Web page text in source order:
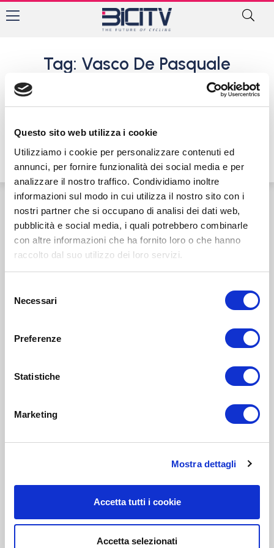
Questo sito web utilizza i cookie
Utilizziamo i cookie per personalizzare contenuti ed
annunci, per fornire funzionalità dei social media e per
analizzare il nostro traffico. Condividiamo inoltre
informazioni sul modo in cui utilizza il nostro sito con i
nostri partner che si occupano di analisi dei dati web,
pubblicità e social media, i quali potrebbero combinarle
con altre informazioni che ha fornito loro o che hanno
raccolto dal suo utilizzo dei loro servizi.
delNecessari
Preferenze
Statistiche
Marketing
Mostra dettagli
Accetta tutti i cookie
Accetta selezionati
Tag: Vasco De Pasquale
Marcello Mazzoleni anticipa
tutti a Lonate Ceppino
10 Aprile 2016